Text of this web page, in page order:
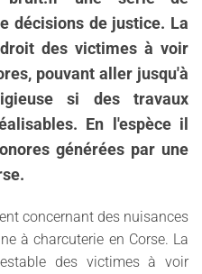
décisions de justice. La
des victimes à voir
pouvant aller jusqu'à
si des travaux
En l'espèce il
générées par une
concernant des nuisances
à charcuterie en Corse. La
des victimes à voir